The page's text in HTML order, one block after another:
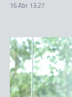
16 Abr 13:27